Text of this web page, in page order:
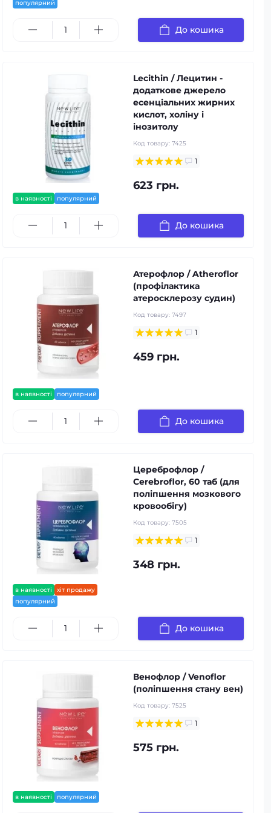
популярний
До кошика
в наявності популярний
Lecithin / Лецитин -
додаткове джерело
есенціальних жирних
кислот, холіну і
інозитолу
Код товару: 7425
1
623 грн.
До кошика
в наявності популярний
Атерофлор / Atheroflor
(профілактика
атеросклерозу судин)
Код товару: 7497
1
459 грн.
До кошика
в наявності
хіт продажу
популярний
Цереброфлор /
Cerebroflor, 60 таб (для
поліпшення мозкового
кровообігу)
Код товару: 7505
1
348 грн.
До кошика
в наявності популярний
Венофлор / Venoflor
(поліпшення стану вен)
Код товару: 7525
1
575 грн.